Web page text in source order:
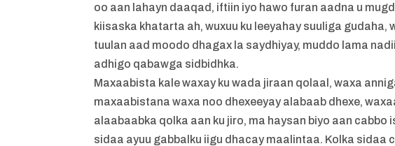
oo aan lahayn daaqad, iftiin iyo hawo furan aadna u
kiisaska khatarta ah, wuxuu ku leeyahay suuliga
tuulan aad moodo dhagax la saydhiyay, muddo lama
adhigo qabawga sidbidhka.
Maxaabista kale waxay ku wada jiraan qolaal, waxa
maxaabistana waxa noo dhexeeyay alabaab dhexe,
alaabaabka qolka aan ku jiro, ma haysan biyo aan cabbo
sidaa ayuu gabbalku iigu dhacay maalintaa. Kolka sidaa